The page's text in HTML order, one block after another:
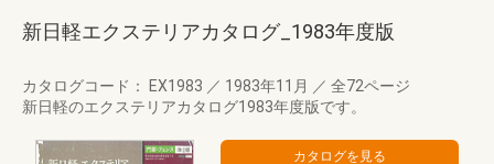
新日軽エクステリアカタログ_1983年度版
カタログコード： EX1983 ／ 1983年11月 ／ 全72ページ
新日軽のエクステリアカタログ1983年度版です。